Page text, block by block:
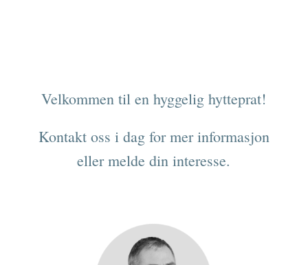
Velkommen til en hyggelig hytteprat!
Kontakt oss i dag for mer informasjon
eller melde din interesse.